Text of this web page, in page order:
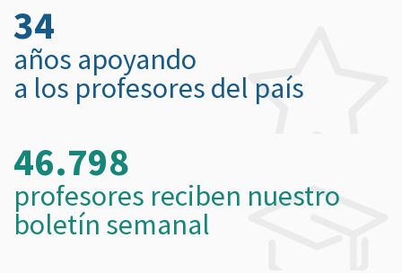
34
años apoyando
a los profesores del país
46.798
profesores reciben nuestro
boletín semanal